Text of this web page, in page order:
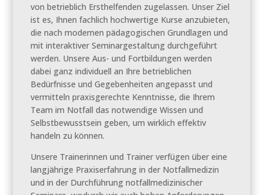
von betrieblich Ersthelfenden zugelassen. Unser Ziel
ist es, Ihnen fachlich hochwertige Kurse anzubieten,
die nach modernen pädagogischen Grundlagen und
mit interaktiver Seminargestaltung durchgeführt
werden. Unsere Aus- und Fortbildungen werden
dabei ganz individuell an Ihre betrieblichen
Bedürfnisse und Gegebenheiten angepasst und
vermitteln praxisgerechte Kenntnisse, die Ihrem
Team im Notfall das notwendige Wissen und
Selbstbewusstsein geben, um wirklich effektiv
handeln zu können.
Unsere Trainerinnen und Trainer verfügen über eine
langjährige Praxiserfahrung in der Notfallmedizin
und in der Durchführung notfallmedizinischer